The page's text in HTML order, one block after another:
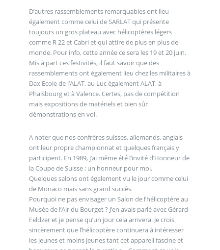
D’autres rassemblements remarquables ont lieu
également comme celui de SARLAT qui présente
toujours un gros plateau avec hélicoptères légers
comme R 22 et Cabri et qui attire de plus en plus de
monde. Pour info, cette année ce sera les 19 et 20 juin.
Mis à part ces festivités, il faut savoir que des
rassemblements ont également lieu chez les militaires à
Dax Ecole de l’ALAT, au Luc également ALAT, à
Phalsbourg et à Valence. Certes, pas de compétition
mais expositions de matériels et bien sûr
démonstrations en vol.
A noter que nos confrères suisses, allemands, anglais
ont leur propre championnat et quelques français y
participent. En 1989, j’ai même été l’invité d’Honneur de
la Coupe de Suisse ; un honneur pour moi.
Quelques salons ont également vu le jour comme celui
de Monaco mais sans grand succès.
Pourquoi ne pas envisager un Salon de l’hélicoptère au
Musée de l’Air du Bourget ? J’en avais parlé avec Gérard
Feldzer et je pense qu’un jour cela arrivera. Je crois
sincèrement que l’hélicoptère continuera à intéresser
les jeunes et moins jeunes tant cet appareil fascine et